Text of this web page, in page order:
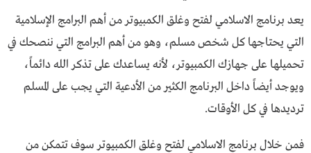
يعد برنامج الاسلامي لفتح وغلق الكمبيوتر من أهم البرامج الإسلامية
التي يحتاجها كل شخص مسلم، وهو من أهم البرامج التي ننصحك في
تحميلها على جهازك الكمبيوتر، لأنه يساعدك على تذكر الله دائماً،
ويوجد أيضاً داخل البرنامج الكثير من الأدعية التي يجب على المسلم
ترديدها في كل الأوقات.
فمن خلال برنامج الاسلامي لفتح وغلق الكمبيوتر سوف تتمكن من